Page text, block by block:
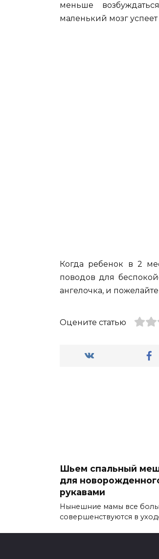
меньше
маленький мозг
Когда ребенок в 2
поводов для
ангелочка, и
Оцените статью
Шьем спальный
для
рукавами
Нынешние мамы все
совершенствуются в